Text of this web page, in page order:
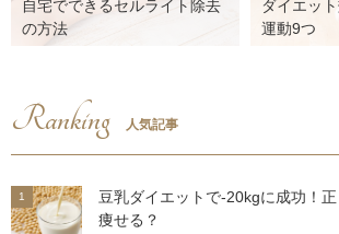
自宅でできるセルライト除去
の方法
ダイエッ
運動9つ
Ranking 人気記事
豆乳ダイエットで-20kgに成功！
痩せる？